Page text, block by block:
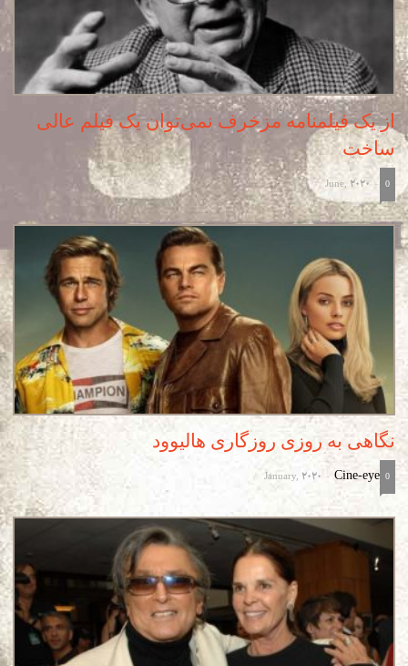
از یک فیلمنامه مزخرف نمی‌توان یک فیلم عالی
ساخت
-
June, 2020 0
نگاهی به روزی روزگاری هالیوود
Cine-eye
-
January, 2020 0